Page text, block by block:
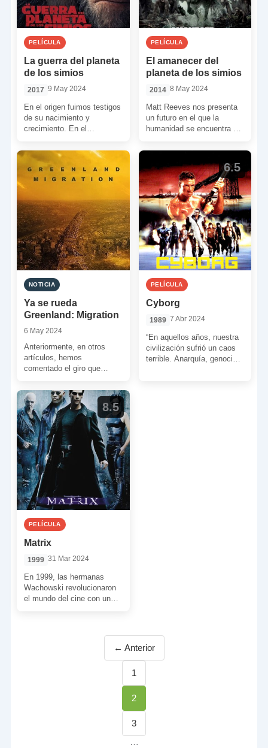
PELÍCULA
La guerra del planeta
de los simios
2017 9 May 2024
En el origen fuimos testigos
de su nacimiento y
crecimiento. En el
convertido ya en todo un
[…]
PELÍCULA
El amanecer del
planeta de los simios
2014 8 May 2024
Matt Reeves nos presenta
un futuro en el que la
humanidad se encuentra al
especie […]
NOTICIA
Ya se rueda
Greenland: Migration
6 May 2024
Anteriormente, en otros
artículos, hemos
comentado el giro que
carrera en los últimos años.
[…]
6.5
PELÍCULA
Cyborg
1989 7 Abr 2024
“En aquellos años, nuestra
civilización sufrió un caos
terrible. Anarquía, genocidio
8.5
PELÍCULA
Matrix
1999 31 Mar 2024
En 1999, las hermanas
Wachowski revolucionaron
el mundo del cine con una
← Anterior
Página
1
Página
2
Página
3
…